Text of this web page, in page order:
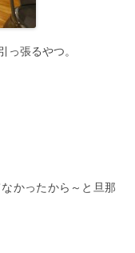
張るやつ。
かったから～と旦那